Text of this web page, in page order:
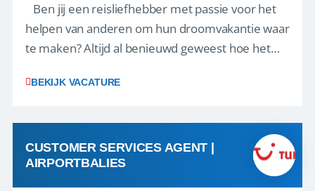
Ben jij een reisliefhebber met passie voor het
helpen van anderen om hun droomvakantie waar
te maken? Altijd al benieuwd geweest hoe het
grootste reisorganisaties? Dan is een stage bij TUI
naar een enthousiaste, leergie...
BEKIJK VACATURE
CUSTOMER SERVICES AGENT |
AIRPORTBALIES